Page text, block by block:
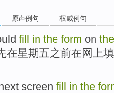
原声例句 权威例句
fill in the form on
在星期五之前在网上
screen fill in the